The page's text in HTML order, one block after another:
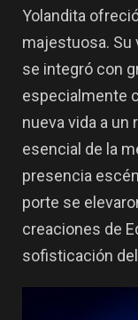
Yolandita
majestuosa. Su
se integró con
especialmente
nueva vida a un
esencial de la
presencia
porte se
creaciones de
sofisticación